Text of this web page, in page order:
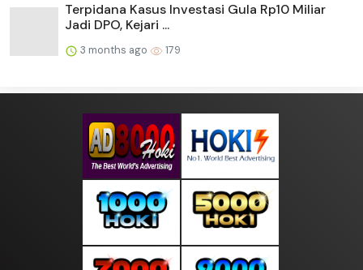
Terpidana Kasus Investasi Gula Rp10 Miliar
Jadi DPO, Kejari ...
3 months ago 179